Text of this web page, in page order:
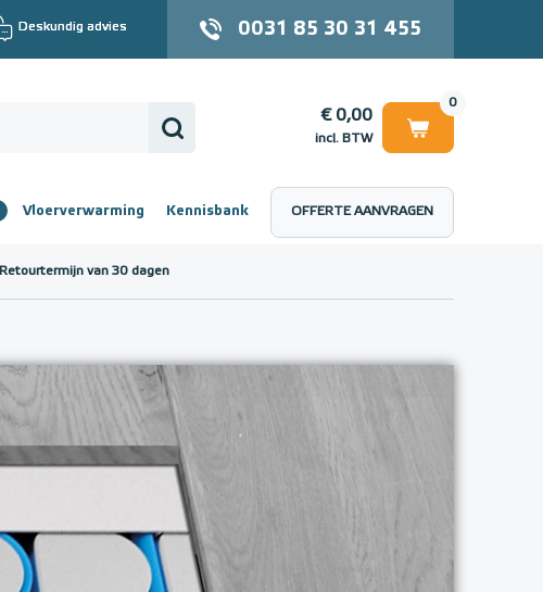
Deskundig advies 0031 85 30 31 455
0
€ 0,00
incl. BTW
€ 0,00
Vloerverwarming Kennisbank OFFERTE AANVRAGEN
Retourtermijn van 30 dagen